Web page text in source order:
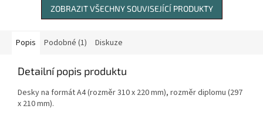
ZOBRAZIT VŠECHNY SOUVISEJÍCÍ PRODUKTY
Popis Podobné (1) Diskuze
Detailní popis produktu
Desky na formát A4 (rozměr 310 x 220 mm), rozměr diplomu (297
x 210 mm).